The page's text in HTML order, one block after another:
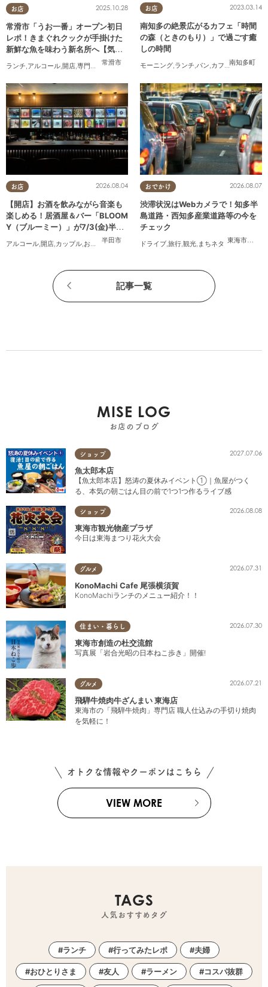
お店
常滑市
2025.10.28
常滑市「うお一番」オープン初日
レポ！きまぐれクックが手掛けた
新鮮な魚を味わう新名所へ【気に
なるリサーチ#31】
ランチ,アルコール,開店,専門店 気になるリサーチ,家族,おひとりさま
お店
南知多町
2023.03.14
南知多の絶景広がるカフェ「時間
の森（ときのもり）」で過ごす癒
しの時間
モーニング,ランチ,パン,カフェ ,テイクアウ
お店
半田市
2026.08.04
【開店】お酒を飲みながら音楽も
楽しめる！居酒屋＆バー「BLOOM
Y（ブルーミー）」が7/3(金)半田
アルコール 開店 カップル おひとりさま
おでかけ
東海市
,大府
2026.08.07
渋滞状況はWebカメラで！知多半
島道路・西知多産業道路等の今を
チェック
ドライブ 旅行 観光 まちネタ
記事一覧
MISE LOG
お店のブログ
ショップ 2027.07.06
魚太郎本店
【魚太郎本店】怒涛の夏休みイベント①｜魚屋がつく
る、本気の朝ごはん目の前で1つ1つ作るライブ感
ショップ 2026.08.08
東海市観光物産プラザ
今日は東海まつり花火大会
グルメ 2026.07.31
KonoMachi Cafe 尾張横須賀
KonoMachiランチのメニュー紹介！！
住まい・暮らし 2026.07.30
東海市創造の杜交流館
写真展「岩合光昭の日本ねこ歩き」開催!
グルメ 2026.07.21
飛騨牛焼肉牛ざんまい 東海店
東海市の「飛騨牛焼肉」専門店 職人仕込みの手切り焼肉
を気軽に！
オトクな情報やクーポンはこちら
VIEW MORE
TAGS
人気おすすめタグ
ランチ 行ってみたレポ 夫婦
おひとりさま 友人 ラーメン コスパ抜群